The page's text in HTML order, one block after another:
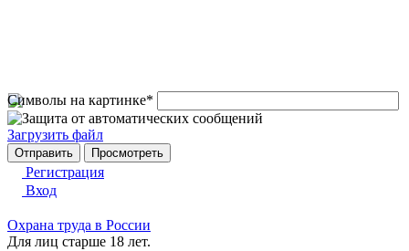
Символы на картинке*
Загрузить файл
Регистрация
Вход
Охрана труда в России
Для лиц старше 18 лет.